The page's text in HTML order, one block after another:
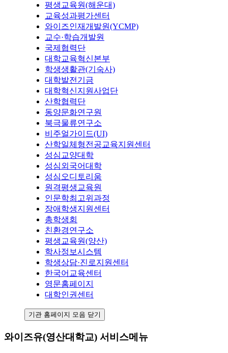
평생교육원(해운대)
교육성과평가센터
와이즈인재개발원(YCMP)
교수·학습개발원
국제협력단
대학교육혁신본부
학생생활관(기숙사)
대학발전기금
대학혁신지원사업단
산학협력단
동양문화연구원
북극물류연구소
비주얼가이드(UI)
산학일체형전공교육지원센터
성심교양대학
성심외국어대학
성심오디토리움
원격평생교육원
인문학최고위과정
장애학생지원센터
총학생회
친환경연구소
평생교육원(양산)
학사정보시스템
학생상담·진로지원센터
한국어교육센터
영문홈페이지
대학인권센터
기관 홈페이지 모음 닫기
와이즈유(영산대학교) 서비스메뉴